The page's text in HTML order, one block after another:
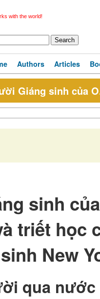
with the world!
Authors Articles
Giáng sinh của
sinh
triết học
New
qua nước